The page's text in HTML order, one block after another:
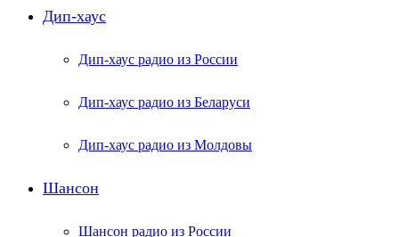
Дип-хаус
Дип-хаус радио из России
Дип-хаус радио из Беларуси
Дип-хаус радио из Молдовы
Шансон
Шансон радио из России